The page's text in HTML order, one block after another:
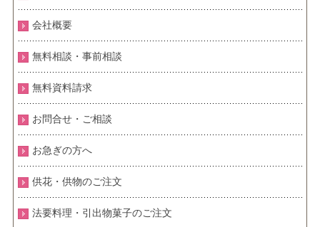
会社概要
無料相談・事前相談
無料資料請求
お問合せ・ご相談
お急ぎの方へ
供花・供物のご注文
法要料理・引出物菓子のご注文